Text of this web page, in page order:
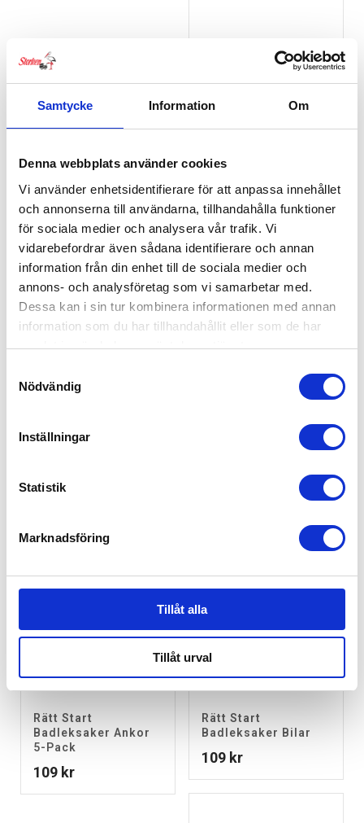
Samtycke Information Om
Denna webbplats använder cookies
Vi använder enhetsidentifierare för att anpassa innehållet
och annonserna till användarna, tillhandahålla funktioner
för sociala medier och analysera vår trafik. Vi
vidarebefordrar även sådana identifierare och annan
information från din enhet till de sociala medier och
annons- och analysföretag som vi samarbetar med.
Dessa kan i sin tur kombinera informationen med annan
information som du har tillhandahållit eller som de har
samlat in när du har använt deras tjänster.
Nödvändig
Inställningar
Statistik
Marknadsföring
Tillåt alla
Tillåt urval
Ball
159
Shaker Skallra
Rätt Start
Badleksaker Ankor
5-Pack
109 kr
EJ I LAGER
Rätt Start
Badleksaker Bilar
109 kr